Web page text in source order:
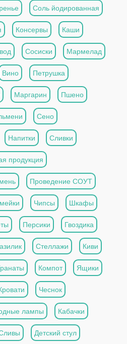
Соль йодированная
Консервы Каши
Сосиски Мармелад
Вино Петрушка
Маргарин Пшено
Сено
Напитки Сливки
продукция
Проведение СОУТ
Чипсы Шкафы
Персики Гвоздика
Стеллажи Киви
Компот Ящики
Чеснок
лампы Кабачки
Детский стул